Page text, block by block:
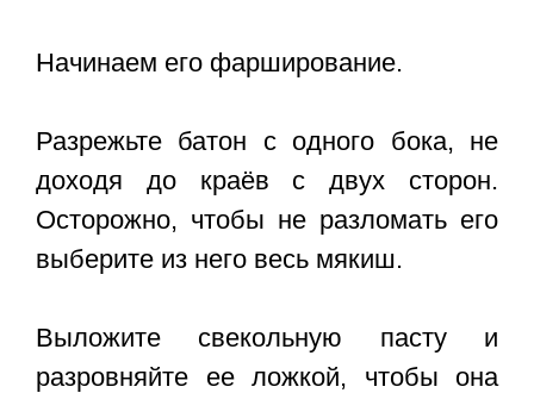
Начинаем его фарширование.
Разрежьте батон с одного бока, не
доходя до краёв с двух сторон.
Осторожно, чтобы не разломать его
выберите из него весь мякиш.
Выложите свекольную пасту и
разровняйте ее ложкой, чтобы она